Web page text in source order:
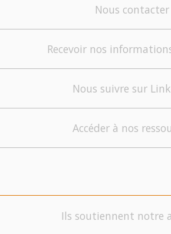
Nous contacter
Recevoir nos
Nous suivre sur
Accéder à nos
Ils soutiennent notre